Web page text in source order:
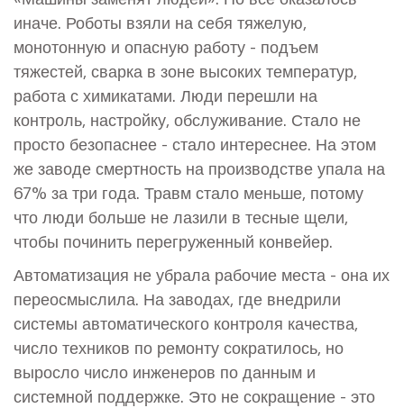
иначе. Роботы взяли на себя тяжелую,
монотонную и опасную работу - подъем
тяжестей, сварка в зоне высоких температур,
работа с химикатами. Люди перешли на
контроль, настройку, обслуживание. Стало не
просто безопаснее - стало интереснее. На этом
же заводе смертность на производстве упала на
67% за три года. Травм стало меньше, потому
что люди больше не лазили в тесные щели,
чтобы починить перегруженный конвейер.
Автоматизация не убрала рабочие места - она их
переосмыслила. На заводах, где внедрили
системы автоматического контроля качества,
число техников по ремонту сократилось, но
выросло число инженеров по данным и
системной поддержке. Это не сокращение - это